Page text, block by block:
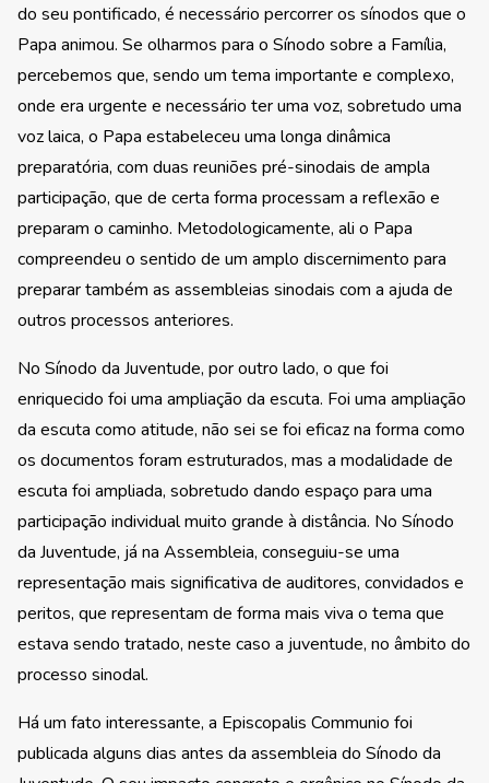
do seu pontificado, é necessário percorrer os sínodos que o
Papa animou. Se olharmos para o Sínodo sobre a Família,
percebemos que, sendo um tema importante e complexo,
onde era urgente e necessário ter uma voz, sobretudo uma
voz laica, o Papa estabeleceu uma longa dinâmica
preparatória, com duas reuniões pré-sinodais de ampla
participação, que de certa forma processam a reflexão e
preparam o caminho. Metodologicamente, ali o Papa
compreendeu o sentido de um amplo discernimento para
preparar também as assembleias sinodais com a ajuda de
outros processos anteriores.
No Sínodo da Juventude, por outro lado, o que foi
enriquecido foi uma ampliação da escuta. Foi uma ampliação
da escuta como atitude, não sei se foi eficaz na forma como
os documentos foram estruturados, mas a modalidade de
escuta foi ampliada, sobretudo dando espaço para uma
participação individual muito grande à distância. No Sínodo
da Juventude, já na Assembleia, conseguiu-se uma
representação mais significativa de auditores, convidados e
peritos, que representam de forma mais viva o tema que
estava sendo tratado, neste caso a juventude, no âmbito do
processo sinodal.
Há um fato interessante, a Episcopalis Communio foi
publicada alguns dias antes da assembleia do Sínodo da